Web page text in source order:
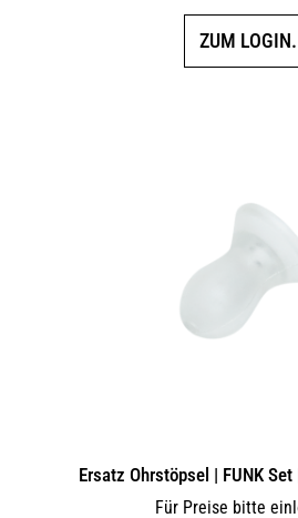
ZUM LOGIN.
Ersatz Ohrstöpsel | FUNK
Für Preise bitte